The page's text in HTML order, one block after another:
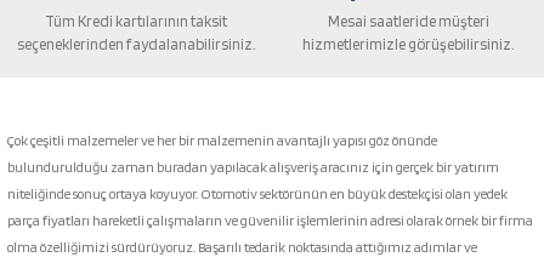
Gönder
Tüm Kredi kartılarının taksit
seçeneklerinden faydalanabilirsiniz.
Mesai saatleride müşteri
hizmetlerimizle görüşebilirsiniz.
Çok çeşitli malzemeler ve her bir malzemenin avantajlı yapısı göz önünde
bulundurulduğu zaman buradan yapılacak alışveriş aracınız için gerçek bir yatırım
niteliğinde sonuç ortaya koyuyor. Otomotiv sektörünün en büyük destekçisi olan yedek
parça fiyatları hareketli çalışmaların ve güvenilir işlemlerinin adresi olarak örnek bir firma
olma özelliğimizi sürdürüyoruz. Başarılı tedarik noktasında attığımız adımlar ve